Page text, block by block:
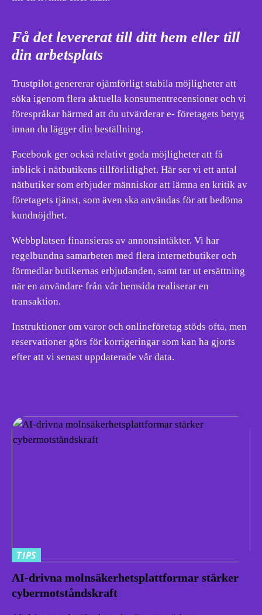
Få det levererat till ditt hem eller till
din arbetsplats
Trustpilot genererar ojämförligt stabila möjligheter att
söka igenom flera aktuella konsumentrecensioner och vi
förespråkar härmed att du utvärderar e- företagets betyg
innan du lägger din beställning.
Facebook ger också relativt goda möjligheter att få
inblick i nätbutikens tillförlitlighet. Här ser vi ett antal
nätbutiker som erbjuder människor att lämna en kritik av
företagets tjänst, som även ska användas för att bedöma
kundnöjdhet.
Webbplatsen finansieras av annonsintäkter. Vi har
regelbundna samarbeten med flera internetbutiker och
förmedlar butikernas erbjudanden, samt tar ut ersättning
när en användare från vår hemsida realiserar en
transaktion.
Instruktioner om varor och onlineföretag stöds ofta, men
reservationer görs för korrigeringar som kan ha gjorts
efter att vi senast uppdaterade vår data.
TIPS
AI-drivna molnsäkerhetsplattformar stärker
cybermotståndskraft